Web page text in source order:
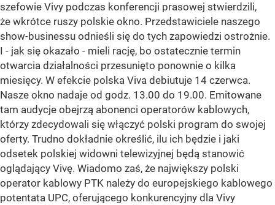
szefowie Vivy podczas konferencji prasowej stwierdzili,
że wkrótce ruszy polskie okno. Przedstawiciele naszego
show-businessu odnieśli się do tych zapowiedzi ostrożnie.
I - jak się okazało - mieli rację, bo ostatecznie termin
otwarcia działalności przesunięto ponownie o kilka
miesięcy. W efekcie polska Viva debiutuje 14 czerwca.
Nasze okno nadaje od godz. 13.00 do 19.00. Emitowane
tam audycje obejrzą abonenci operatorów kablowych,
którzy zdecydowali się włączyć polski program do swojej
oferty. Trudno dokładnie określić, ilu ich będzie i jaki
odsetek polskiej widowni telewizyjnej będą stanowić
oglądający Vivę. Wiadomo zaś, że największy polski
operator kablowy PTK należy do europejskiego kablowego
potentata UPC, oferującego konkurencyjny dla Vivy